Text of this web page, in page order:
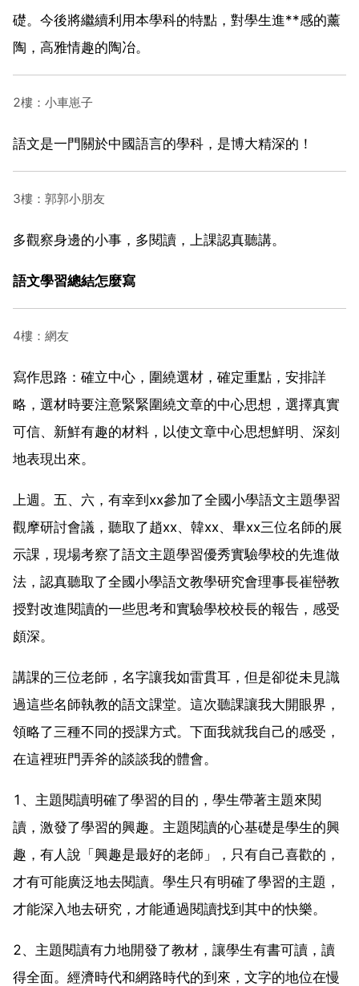
礎。今後將繼續利用本學科的特點，對學生進**感的薰
陶，高雅情趣的陶冶。
2樓：小車崽子
語文是一門關於中國語言的學科，是博大精深的！
3樓：郭郭小朋友
多觀察身邊的小事，多閱讀，上課認真聽講。
語文學習總結怎麼寫
4樓：網友
寫作思路：確立中心，圍繞選材，確定重點，安排詳
略，選材時要注意緊緊圍繞文章的中心思想，選擇真實
可信、新鮮有趣的材料，以使文章中心思想鮮明、深刻
地表現出來。
上週。五、六，有幸到xx參加了全國小學語文主題學習
觀摩研討會議，聽取了趙xx、韓xx、畢xx三位名師的展
示課，現場考察了語文主題學習優秀實驗學校的先進做
法，認真聽取了全國小學語文教學研究會理事長崔巒教
授對改進閱讀的一些思考和實驗學校校長的報告，感受
頗深。
講課的三位老師，名字讓我如雷貫耳，但是卻從未見識
過這些名師執教的語文課堂。這次聽課讓我大開眼界，
領略了三種不同的授課方式。下面我就我自己的感受，
在這裡班門弄斧的談談我的體會。
1、主題閱讀明確了學習的目的，學生帶著主題來閱
讀，激發了學習的興趣。主題閱讀的心基礎是學生的興
趣，有人說「興趣是最好的老師」，只有自己喜歡的，
才有可能廣泛地去閱讀。學生只有明確了學習的主題，
才能深入地去研究，才能通過閱讀找到其中的快樂。
2、主題閱讀有力地開發了教材，讓學生有書可讀，讀
得全面。經濟時代和網路時代的到來，文字的地位在慢